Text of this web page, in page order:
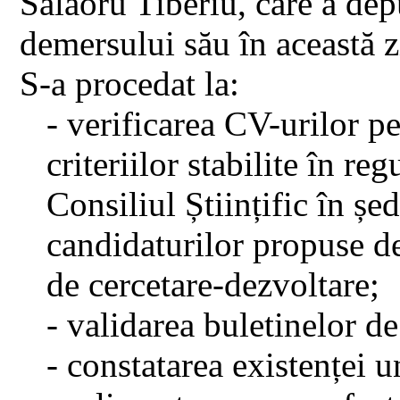
demersului său în această
S-a procedat la:
- verificarea CV-urilor
criteriilor stabilite în
Consiliul Științific în
candidaturilor propuse
de cercetare-dezvoltare;
- validarea buletinelor
- constatarea existenței